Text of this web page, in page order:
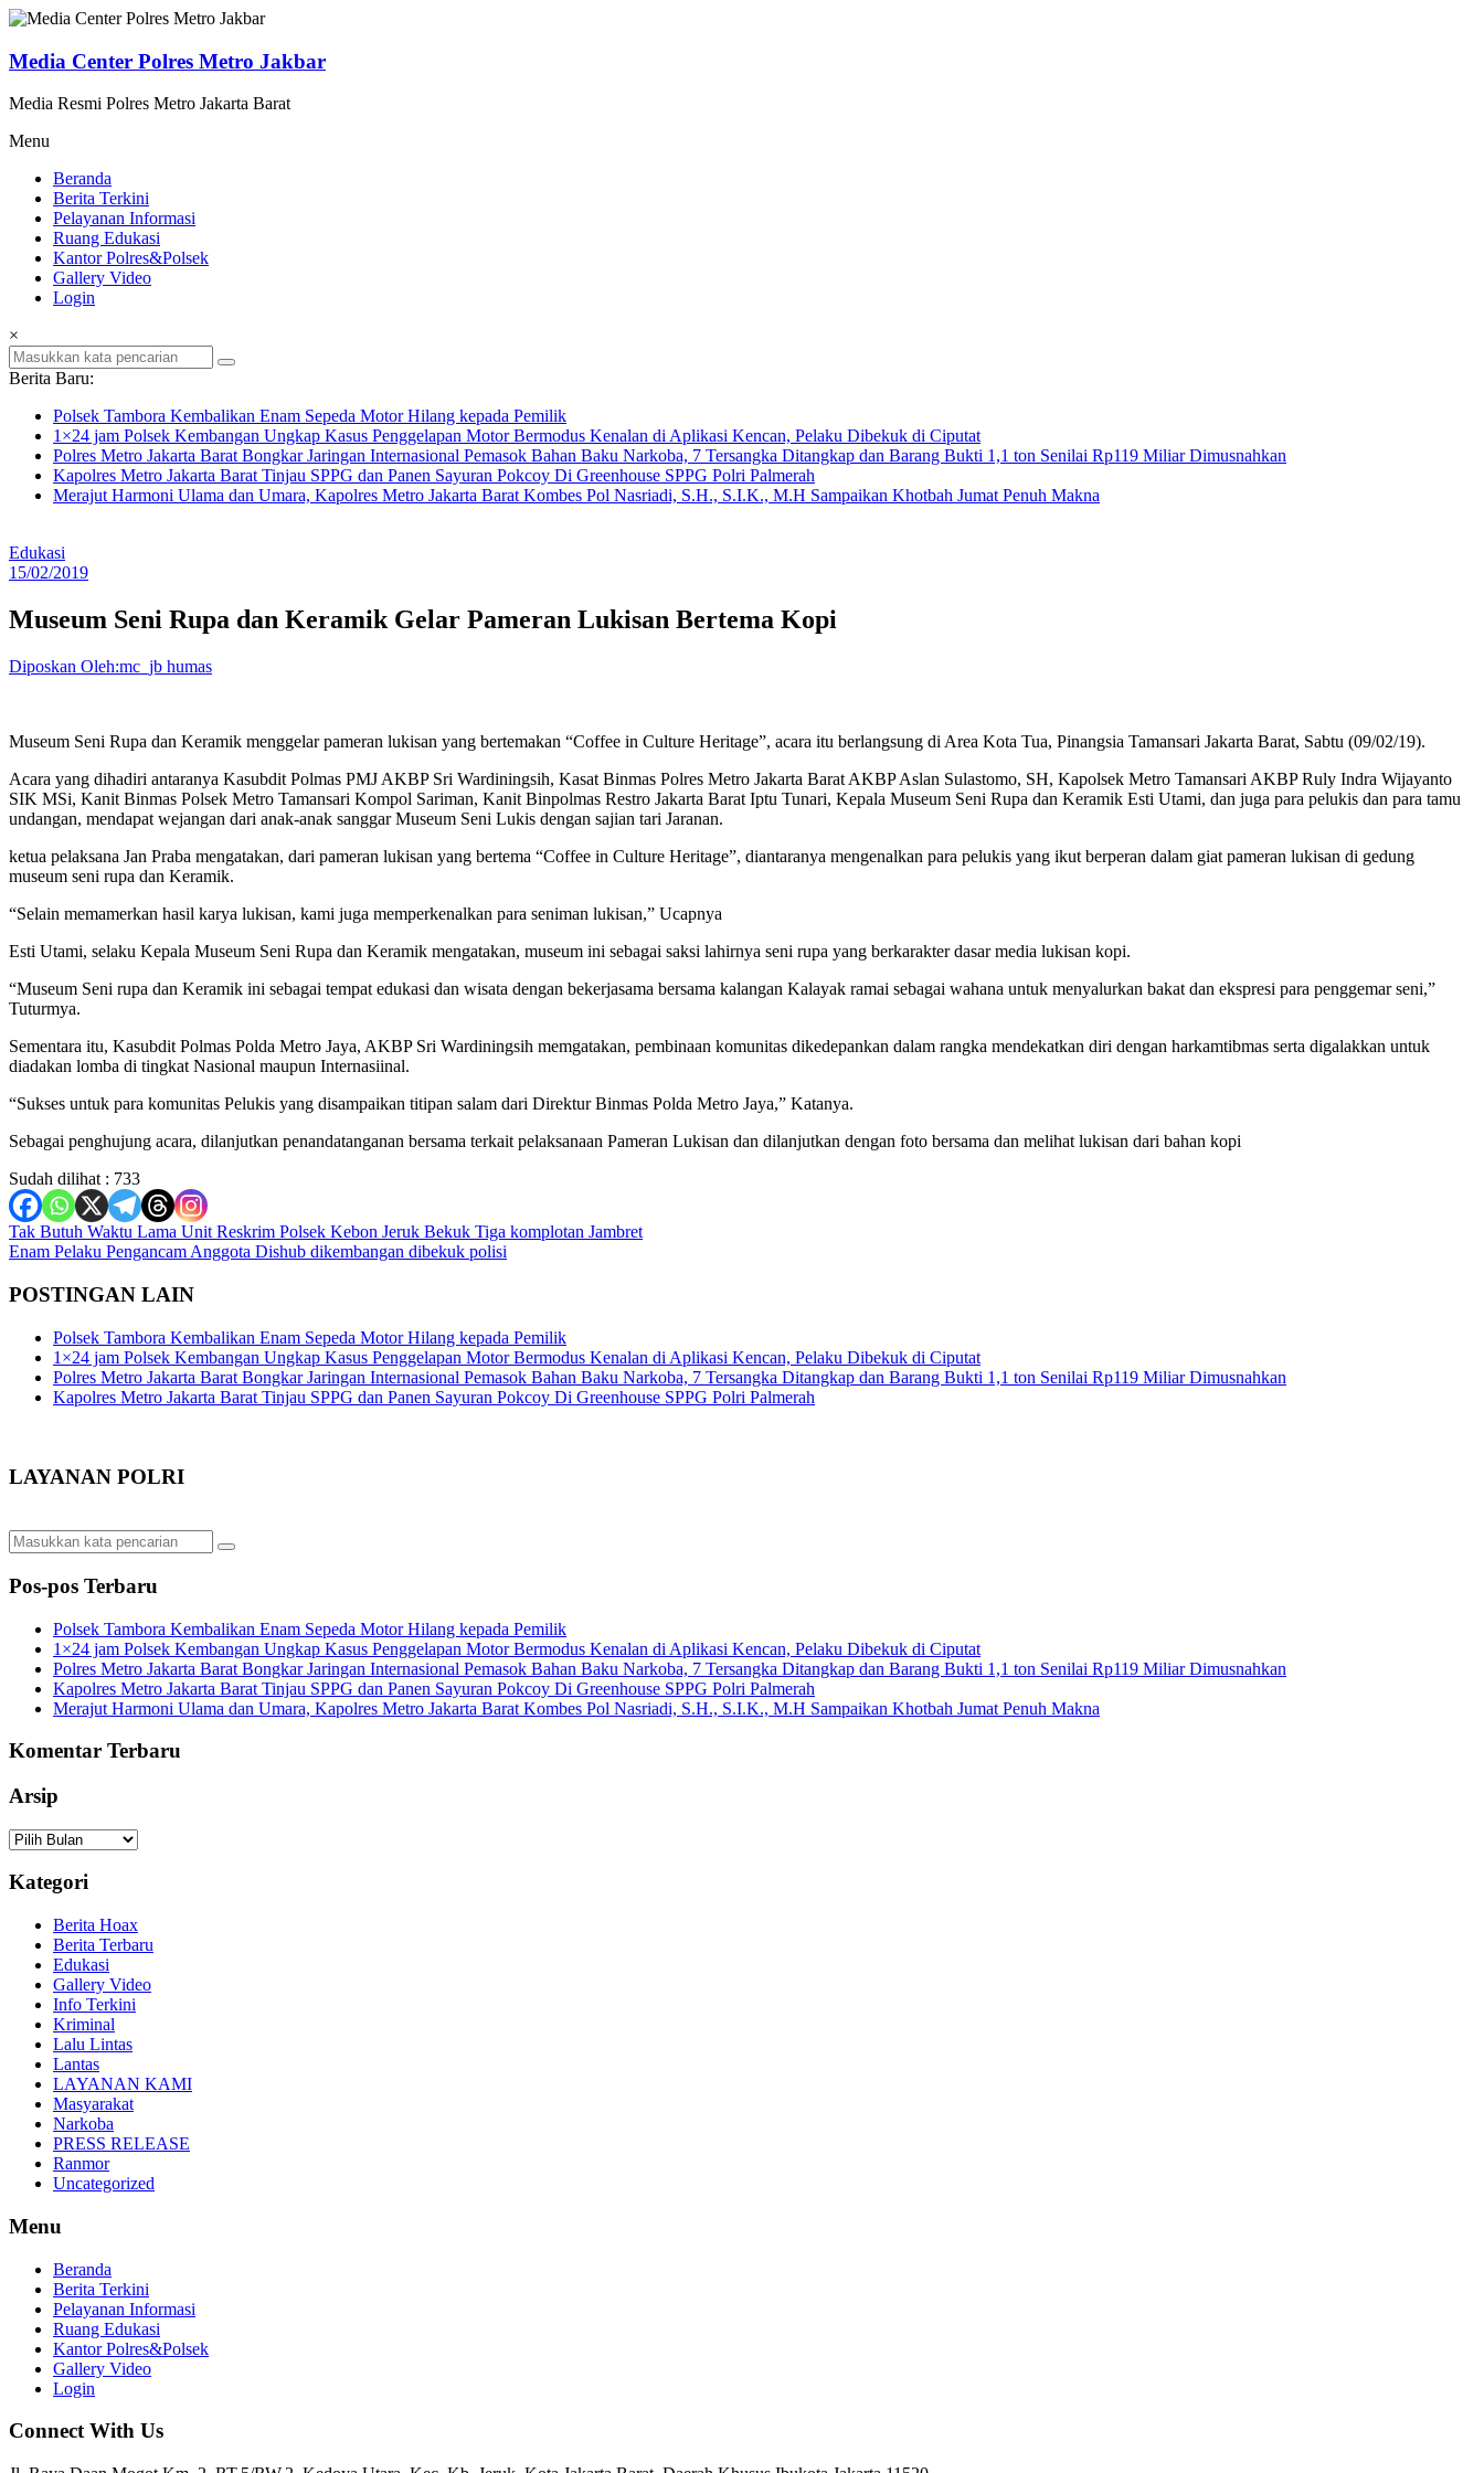
Lompat
konten
Media Center Polres Metro Jakbar
Media Resmi Polres Metro Jakarta Barat
Menu
Beranda
Berita Terkini
Pelayanan Informasi
Ruang Edukasi
Kantor Polres&Polsek
Gallery Video
Login
×
Berita Baru:
Polsek Tambora Kembalikan Enam Sepeda Motor Hilang kepada Pemilik
1×24 jam Polsek Kembangan Ungkap Kasus Penggelapan Motor Bermodus Kenalan di Aplikasi Kencan, Pelaku Dibekuk di Ciputat
Polres Metro Jakarta Barat Bongkar Jaringan Internasional Pemasok Bahan Baku Narkoba, 7 Tersangka Ditangkap dan Barang Bukti 1,1 ton Senilai Rp119 Miliar Dimusnahkan
Kapolres Metro Jakarta Barat Tinjau SPPG dan Panen Sayuran Pokcoy Di Greenhouse SPPG Polri Palmerah
Merajut Harmoni Ulama dan Umara, Kapolres Metro Jakarta Barat Kombes Pol Nasriadi, S.H., S.I.K., M.H Sampaikan Khotbah Jumat Penuh Makna
Edukasi
15/02/2019
Museum Seni Rupa dan Keramik Gelar Pameran Lukisan Bertema Kopi
Diposkan Oleh:mc_jb humas
Museum Seni Rupa dan Keramik menggelar pameran lukisan yang bertemakan “Coffee in Culture Heritage”, acara itu berlangsung di Area Kota Tua, Pinangsia Tamansari Jakarta Barat, Sabtu (09/02/19).
Acara yang dihadiri antaranya Kasubdit Polmas PMJ AKBP Sri Wardiningsih, Kasat Binmas Polres Metro Jakarta Barat AKBP Aslan Sulastomo, SH, Kapolsek Metro Tamansari AKBP Ruly Indra Wijayanto
SIK MSi, Kanit Binmas Polsek Metro Tamansari Kompol Sariman, Kanit Binpolmas Restro Jakarta Barat Iptu Tunari, Kepala Museum Seni Rupa dan Keramik Esti Utami, dan juga para pelukis dan para tamu
undangan, mendapat wejangan dari anak-anak sanggar Museum Seni Lukis dengan sajian tari Jaranan.
ketua pelaksana Jan Praba mengatakan, dari pameran lukisan yang bertema “Coffee in Culture Heritage”, diantaranya mengenalkan para pelukis yang ikut berperan dalam giat pameran lukisan di gedung
museum seni rupa dan Keramik.
“Selain memamerkan hasil karya lukisan, kami juga memperkenalkan para seniman lukisan,” Ucapnya
Esti Utami, selaku Kepala Museum Seni Rupa dan Keramik mengatakan, museum ini sebagai saksi lahirnya seni rupa yang berkarakter dasar media lukisan kopi.
“Museum Seni rupa dan Keramik ini sebagai tempat edukasi dan wisata dengan bekerjasama bersama kalangan Kalayak ramai sebagai wahana untuk menyalurkan bakat dan ekspresi para penggemar seni,”
Tuturmya.
Sementara itu, Kasubdit Polmas Polda Metro Jaya, AKBP Sri Wardiningsih memgatakan, pembinaan komunitas dikedepankan dalam rangka mendekatkan diri dengan harkamtibmas serta digalakkan untuk
diadakan lomba di tingkat Nasional maupun Internasiinal.
“Sukses untuk para komunitas Pelukis yang disampaikan titipan salam dari Direktur Binmas Polda Metro Jaya,” Katanya.
Sebagai penghujung acara, dilanjutkan penandatanganan bersama terkait pelaksanaan Pameran Lukisan dan dilanjutkan dengan foto bersama dan melihat lukisan dari bahan kopi
Sudah dilihat : 733
Navigasi
pos
Tak Butuh Waktu Lama Unit Reskrim Polsek Kebon Jeruk Bekuk Tiga komplotan Jambret
Enam Pelaku Pengancam Anggota Dishub dikembangan dibekuk polisi
POSTINGAN LAIN
Polsek Tambora Kembalikan Enam Sepeda Motor Hilang kepada Pemilik
1×24 jam Polsek Kembangan Ungkap Kasus Penggelapan Motor Bermodus Kenalan di Aplikasi Kencan, Pelaku Dibekuk di Ciputat
Polres Metro Jakarta Barat Bongkar Jaringan Internasional Pemasok Bahan Baku Narkoba, 7 Tersangka Ditangkap dan Barang Bukti 1,1 ton Senilai Rp119 Miliar Dimusnahkan
Kapolres Metro Jakarta Barat Tinjau SPPG dan Panen Sayuran Pokcoy Di Greenhouse SPPG Polri Palmerah
LAYANAN POLRI
Pos-pos Terbaru
Polsek Tambora Kembalikan Enam Sepeda Motor Hilang kepada Pemilik
1×24 jam Polsek Kembangan Ungkap Kasus Penggelapan Motor Bermodus Kenalan di Aplikasi Kencan, Pelaku Dibekuk di Ciputat
Polres Metro Jakarta Barat Bongkar Jaringan Internasional Pemasok Bahan Baku Narkoba, 7 Tersangka Ditangkap dan Barang Bukti 1,1 ton Senilai Rp119 Miliar Dimusnahkan
Kapolres Metro Jakarta Barat Tinjau SPPG dan Panen Sayuran Pokcoy Di Greenhouse SPPG Polri Palmerah
Merajut Harmoni Ulama dan Umara, Kapolres Metro Jakarta Barat Kombes Pol Nasriadi, S.H., S.I.K., M.H Sampaikan Khotbah Jumat Penuh Makna
Komentar Terbaru
Arsip
Arsip
Kategori
Berita Hoax
Berita Terbaru
Edukasi
Gallery Video
Info Terkini
Kriminal
Lalu Lintas
Lantas
LAYANAN KAMI
Masyarakat
Narkoba
PRESS RELEASE
Ranmor
Uncategorized
Menu
Beranda
Berita Terkini
Pelayanan Informasi
Ruang Edukasi
Kantor Polres&Polsek
Gallery Video
Login
Connect With Us